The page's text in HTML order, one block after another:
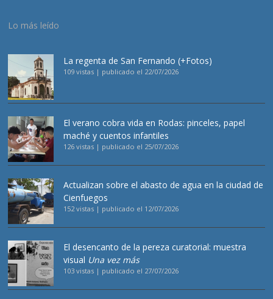
Lo más leído
La regenta de San Fernando (+Fotos)
109 vistas | publicado el 22/07/2026
El verano cobra vida en Rodas: pinceles, papel
maché y cuentos infantiles
126 vistas | publicado el 25/07/2026
Actualizan sobre el abasto de agua en la ciudad de
Cienfuegos
152 vistas | publicado el 12/07/2026
El desencanto de la pereza curatorial: muestra
visual Una vez más
103 vistas | publicado el 27/07/2026